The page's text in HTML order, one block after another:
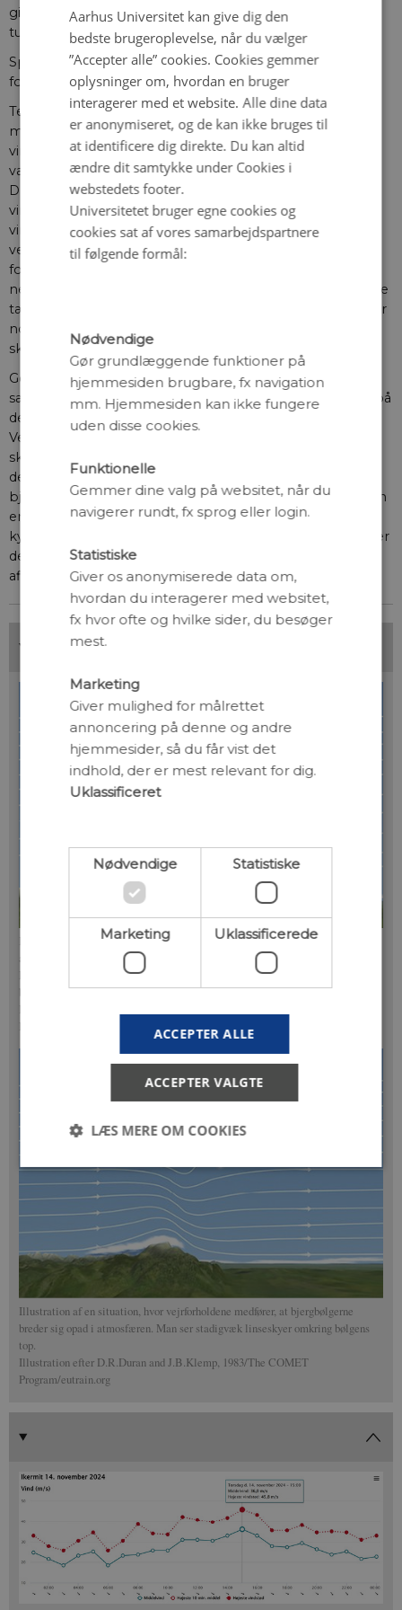
give anledning til kraftig turbulens og endda ekstrem
turbulens, selv i 10-12 km’s højde.
Spørgsmålet er, om der var særlige meteorologiske
forhold den pågældende dag?
Teorien bag bjergbølger foreskriver, at når de har
mulighed for at brede sig vertikalt, vil man se kraftige
vinde ved overfladen i kystzonen tæt ved bjergene. Det
var i høj grad tilfældet den 14. november 2024, hvor en af
DMI’s vejrstationer et øde sted i Sydøstgrønland målte
vinde langt over orkanstyrke fra en retning der var stort
vinkelret på bjergene. Når en bjergbølge breder sig
vertikalt, kommer bølgeenergien med, og teorien
foreskriver, at når/ hvis en bølge brydes, bliver energien
nedskaleret i turbulente hvirvler i et koncentreret område
tæt på selve bølgen. Det kan føre til kraftig turbulens, der
nok vil være usynlig, men piloterne har muligvis kun se
skyer af en bestemt type kaldet linseskyer tæt på.
Gennem meteorologer fra Island har jeg fået et
satellitbillede (Figur 9) fra den 14. november meget tæt på
det tidspunkt, hvor flyet mødte den kraftige turbulens.
Ved kysten ud for Sydøstgrønland ses nogle hvide
skyformationer netop i det område, hvor flyet stødte på
den kraftige turbulens. Jeg tolker disse skyer som
bjergbølger med vertikalt vokseværk, derudover ser man
en afstand mellem skyerne og selve bjergene inde ved
kysten. Teorien for bjergbølger indebærer, at når man ser
denne form for barrierer, før bjergbølgen dannes, kan
afledte effekter af bjergbølgen give farlig turbulens.
Illustration af strømningsmønsteret ved bjergbølger. Disse giver anledning til,
at der dannes karakteristiske skytyper kaldet linseskyer ved toppen af bølgen.
Derudover fremgår det at hvirvlerne med turbulens forekommer under selve
bjergbølgen.
Illustration af en situation, hvor vejrforholdene medfører, at bjergbølgerne
breder sig opad i atmosfæren. Man ser stadigvæk linseskyer omkring bølgens
top.
Illustration efter D.R.Duran and J.B.Klemp, 1983/The COMET
Program/eutrain.org
Aarhus Universitet kan give dig den
bedste brugeroplevelse, når du vælger
”Accepter alle” cookies. Cookies gemmer
oplysninger om, hvordan en bruger
interagerer med et website. Alle dine data
er anonymiseret, og de kan ikke bruges til
at identificere dig direkte. Du kan altid
ændre dit samtykke under Cookies i
webstedets footer.
Universitetet bruger egne cookies og
cookies sat af vores samarbejdspartnere
til følgende formål:
Nødvendige
Gør grundlæggende funktioner på
hjemmesiden brugbare, fx navigation
mm. Hjemmesiden kan ikke fungere
uden disse cookies.
Funktionelle
Gemmer dine valg på websitet, når du
navigerer rundt, fx sprog eller login.
Statistiske
Giver os anonymiserede data om,
hvordan du interagerer med websitet,
fx hvor ofte og hvilke sider, du besøger
mest.
Marketing
Giver mulighed for målrettet
annoncering på denne og andre
hjemmesider, så du får vist det
indhold, der er mest relevant for dig.
Uklassificeret
Nødvendige Statistiske
Marketing Uklassificerede
ACCEPTER ALLE
ACCEPTER VALGTE
LÆS MERE OM COOKIES
Statistiske
Uklassificerede
Nødvendige cookies hjælper med at gøre
hjemmesiden brugbar ved at aktivere nogle
Hjemmesiden kan ikke fungerer uden disse cookies.
Navn
/ Domæne Udløb
CookieScriptConsent
CookieScript
aktuelnaturvidenskab.dk